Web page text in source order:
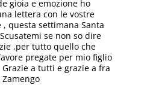
gioia e emozione ho
lettera con le vostre
, questa settimana Santa
se non so dire
,per tutto quello che
pregate per mio figlio
Grazie a tutti e grazie a fra